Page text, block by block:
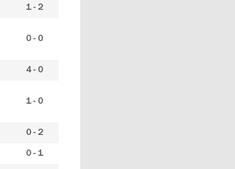
1 - 2
0 - 0
4 - 0
1 - 0
0 - 2
0 - 1